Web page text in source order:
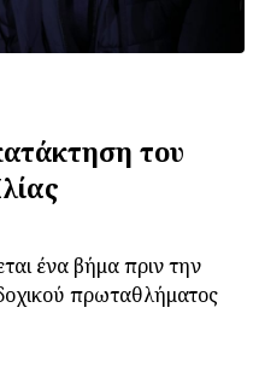
του
ένα βήμα πριν την
πρωταθλήματος